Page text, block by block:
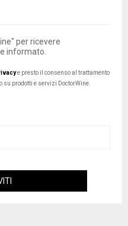
per ricevere
informato.
e presto il consenso al trattamento
prodotti e servizi DoctorWine.